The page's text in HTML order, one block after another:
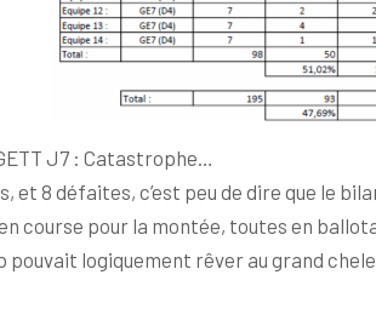
J7 : Catastrophe…
et 8 défaites, c’est peu de dire que le
course pour la montée, toutes en
pouvait logiquement rêver au grand